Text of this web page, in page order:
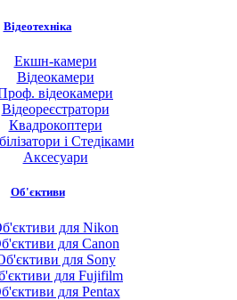
Відеотехніка
Екшн-камери
Відеокамери
відеокамери
Відеореєстратори
Квадрокоптери
і Стедіками
Аксесуари
Об'єктиви
для Nikon
для Canon
для Sony
для Fujifilm
для Pentax